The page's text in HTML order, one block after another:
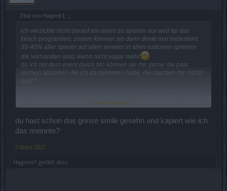
Zitat von Hagonir1: ↑
ich verzichte nicht darauf ein event zu spielen nur weil bp das
falsch programiert, zudem können sie dann direkt mal midestens
30-40% aller spieler auf allen servern in allen nationen sprerren
die vorhanden sind, wenn nicht sogar mehr
da ich mit dem event durch bin können sie mir gerne die paar
sachen abziehen die ich da bekomen habe, die machen mir nichts
ich bekommen habe war aus gratis amphoren, würde ich dies
dafür nicht wert sind^^ und wenn sie das event raushauen ohne es
zu testen und das wirklich ein fehler ist, dann ist es ihr problem und
und 2-3 portalteile die ich bekommen habe würden sie nicht gegen
zahlen uns sprerren wenn es ihr fehler ist
Click to expand...
du hast schon das grinse smile gesehn und kapiert wie ich
das meinnte?
5 März 2021
Hagonir1 gefällt dies.